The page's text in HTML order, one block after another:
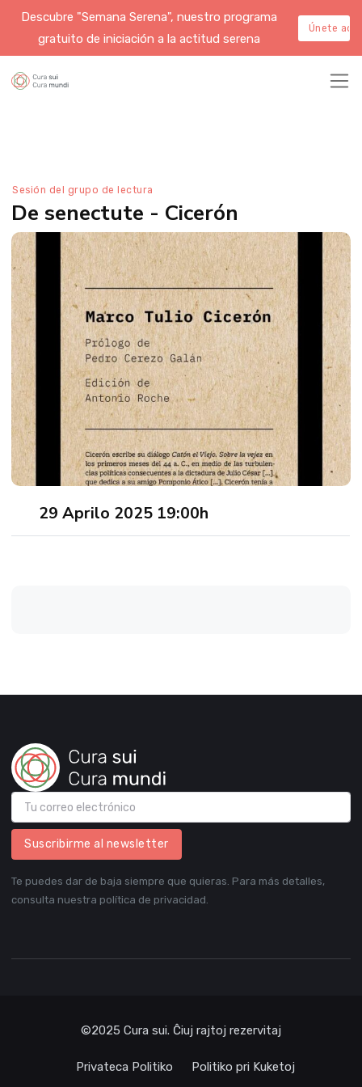
Descubre "Semana Serena", nuestro programa
gratuito de iniciación a la actitud serena
Únete aquí
Sesión del grupo de lectura
De senectute - Cicerón
29 Aprilo 2025 19:00h
Suscribirme al newsletter
Te puedes dar de baja siempre que quieras. Para más detalles,
consulta nuestra política de privacidad.
©2025 Cura sui. Ĉiuj rajtoj rezervitaj
Privateca Politiko Politiko pri Kuketoj